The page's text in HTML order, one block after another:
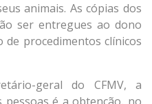
animais. As cópias dos
ser entregues ao dono
procedimentos clínicos
geral do CFMV, a